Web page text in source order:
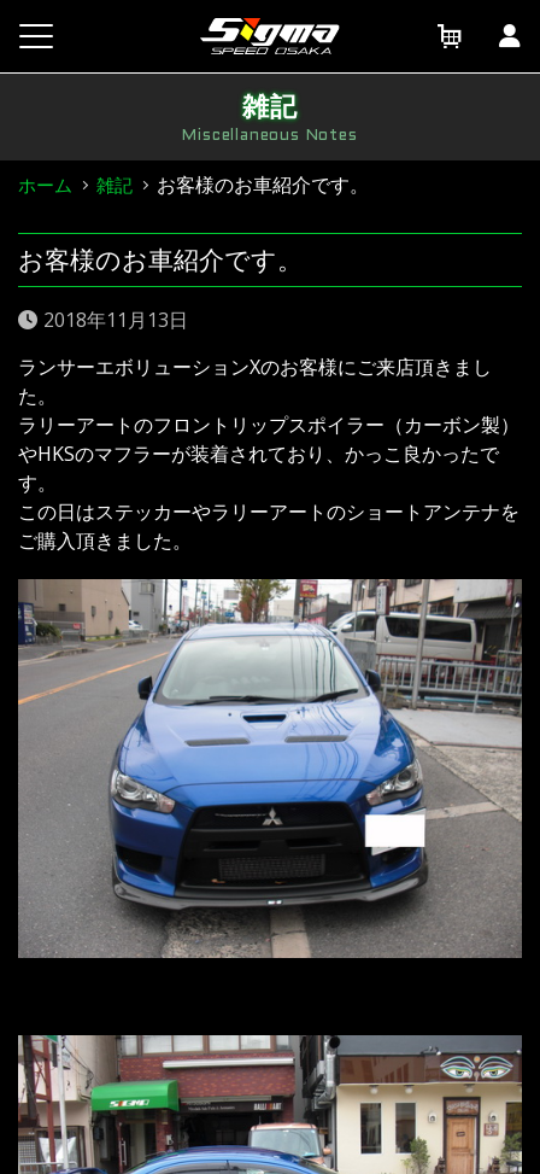
content
雑記
Miscellaneous Notes
ホーム 雑記 お客様のお車紹介です。
お客様のお車紹介です。
2018年11月13日
ランサーエボリューションXのお客様にご来店頂きまし
た。
ラリーアートのフロントリップスポイラー（カーボン製）
やHKSのマフラーが装着されており、かっこ良かったで
す。
この日はステッカーやラリーアートのショートアンテナを
ご購入頂きました。